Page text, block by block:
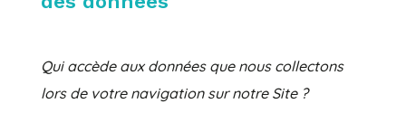
Qui accède aux données que nous collectons
lors de votre navigation sur notre Site ?